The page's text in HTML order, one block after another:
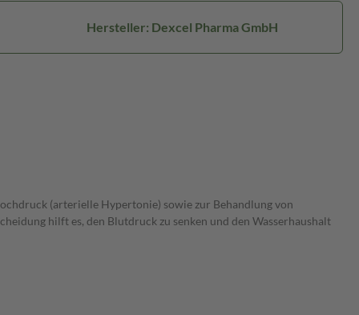
Hersteller: Dexcel Pharma GmbH
(arterielle Hypertonie) sowie zur Behandlung von
hilft es, den Blutdruck zu senken und den Wasserhaushalt